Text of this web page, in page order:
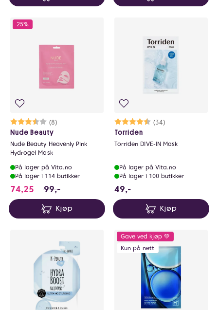
25%
Karakter:
(8)
3.6 av 5 mulige
Nude Beauty
Nude Beauty Heavenly Pink
Hydrogel Mask
På lager på Vita.no
På lager i 114 butikker
74,25 74.25 i stedet for 99 NOK, du sparer 24.75
99,-
Kjøp
Karakter:
(34)
4.6 av 5 mulige
Torriden
Torriden DIVE-IN Mask
På lager på Vita.no
På lager i 100 butikker
49,-
Kjøp
Gave ved kjøp 💚
Kun på nett